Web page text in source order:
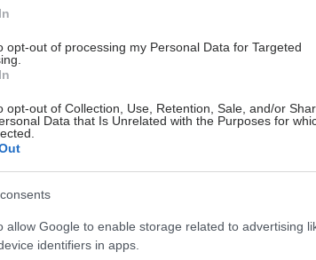
opt-out of processing my Personal Data for Targeted
opt-out of Collection, Use, Retention, Sale, and/or
Data that Is Unrelated with the Purposes for
allow Google to enable storage related to advertising
identifiers in apps.
δεν σημαίνει πως τα γαλακτοκομικά είναι
να επιβιώσουμε χωρίς να τα
ξανά· δεν υπάρχει κάποιο ομόφωνο
Αυτό σημαίνει πως δεν υπάρχει λόγος να το
αν σας αρέσει, και αν δεν το παρακάνετε.